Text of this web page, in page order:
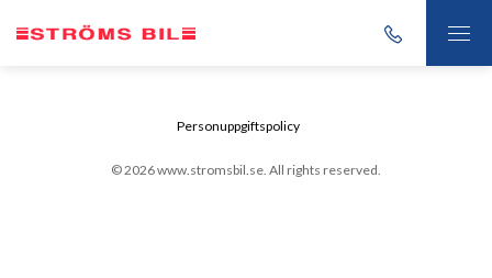
© 2026 www.stromsbil.se. All rights reserved.
Personuppgiftspolicy